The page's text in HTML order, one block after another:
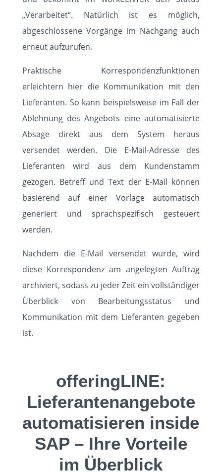
„Verarbeitet“. Natürlich ist es möglich,
abgeschlossene Vorgänge im Nachgang auch
erneut aufzurufen.
Praktische Korrespondenzfunktionen
erleichtern hier die Kommunikation mit den
Lieferanten. So kann beispielsweise im Fall der
Ablehnung des Angebots eine automatisierte
Absage direkt aus dem System heraus
versendet werden. Die E-Mail-Adresse des
Lieferanten wird aus dem Kundenstamm
gezogen. Betreff und Text der E-Mail können
basierend auf einer Vorlage automatisch
generiert und sprachspezifisch gesteuert
werden.
Nachdem die E-Mail versendet wurde, wird
diese Korrespondenz am angelegten Auftrag
archiviert, sodass zu jeder Zeit ein vollständiger
Überblick von Bearbeitungsstatus und
Kommunikation mit dem Lieferanten gegeben
ist.
offeringLINE:
Lieferantenangebote
automatisieren inside
SAP – Ihre Vorteile
im Überblick